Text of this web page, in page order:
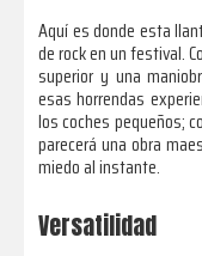
Aquí es donde esta
de rock en un festival.
superior y una
esas horrendas
los coches pequeños;
parecerá una obra
miedo al instante.
Versatilidad